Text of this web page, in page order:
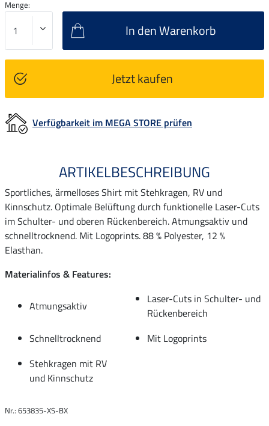
Menge:
In den Warenkorb
Jetzt kaufen
Verfügbarkeit im MEGA STORE prüfen
ARTIKELBESCHREIBUNG
Sportliches, ärmelloses Shirt mit Stehkragen, RV und
Kinnschutz. Optimale Belüftung durch funktionelle Laser-Cuts
im Schulter- und oberen Rückenbereich. Atmungsaktiv und
schnelltrocknend. Mit Logoprints. 88 % Polyester, 12 %
Elasthan.
Materialinfos & Features:
Atmungsaktiv
Laser-Cuts in Schulter- und
Rückenbereich
Schnelltrocknend
Mit Logoprints
Stehkragen mit RV
und Kinnschutz
Nr.: 653835-XS-BX